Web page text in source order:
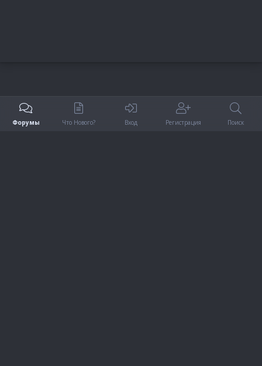
Форумы Что Нового? Вход Регистрация Поиск